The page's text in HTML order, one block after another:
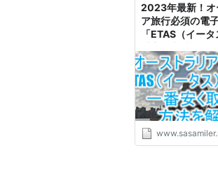
2023年最新！オ
ア旅行必須の電
「ETAS（イー
ETAモバイルア
請！！